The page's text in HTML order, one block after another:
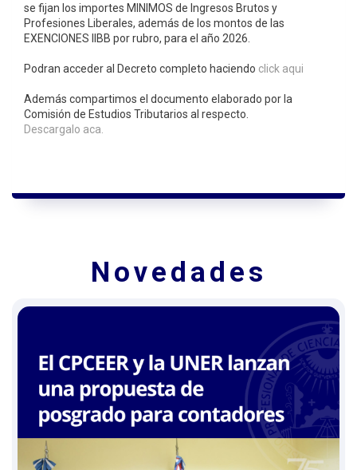
se fijan los importes MINIMOS de Ingresos Brutos y
Profesiones Liberales, además de los montos de las
EXENCIONES IIBB por rubro, para el año 2026.
Podran acceder al Decreto completo haciendo click aqui
Además compartimos el documento elaborado por la
Comisión de Estudios Tributarios al respecto.
Descargalo aca.
Novedades